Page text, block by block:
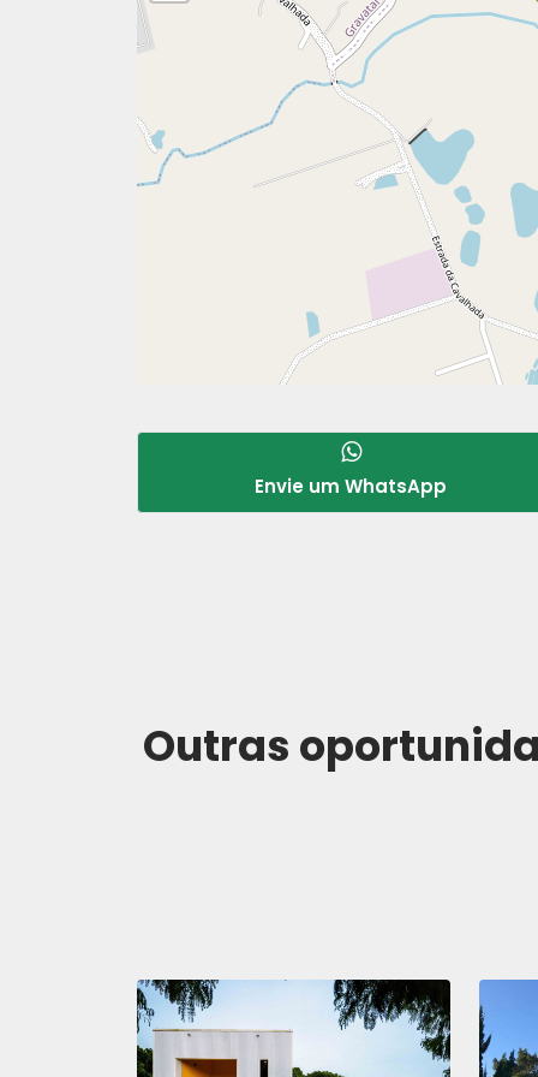
Envie um WhatsApp
Outras